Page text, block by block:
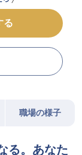
る
職場の様子
る。あなた